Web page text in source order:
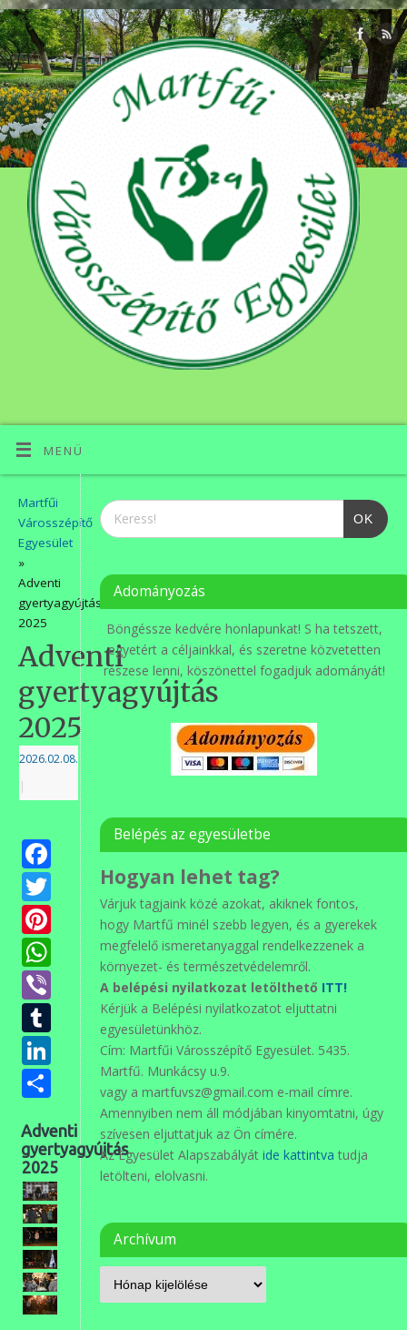
MENÜ
Martfűi
Városszépítő
Egyesület
»
Adventi
gyertyagyújtás
2025
Adventi
gyertyagyújtás
2025
2026.02.08.
|
Facebook
Twitter
Pinterest
WhatsApp
Viber
Tumblr
LinkedIn
Ossza
meg
Adventi
gyertyagyújtás
2025
OK
Adományozás
Böngéssze kedvére honlapunkat! S ha tetszett,
egyetért a céljainkkal, és szeretne közvetetten
részese lenni, köszönettel fogadjuk adományát!
Belépés az egyesületbe
Hogyan lehet tag?
Várjuk tagjaink közé azokat, akiknek fontos,
hogy Martfű minél szebb legyen, és a gyerekek
megfelelő ismeretanyaggal rendelkezzenek a
környezet- és természetvédelemről.
A belépési nyilatkozat letölthető ITT!
Kérjük a Belépési nyilatkozatot eljuttatni
egyesületünkhöz.
Cím: Martfűi Városszépítő Egyesület. 5435.
Martfű. Munkácsy u.9.
vagy a martfuvsz@gmail.com e-mail címre.
Amennyiben nem áll módjában kinyomtatni, úgy
szívesen eljuttatjuk az Ön címére.
Az Egyesület Alapszabályát ide kattintva tudja
letölteni, elolvasni.
Archívum